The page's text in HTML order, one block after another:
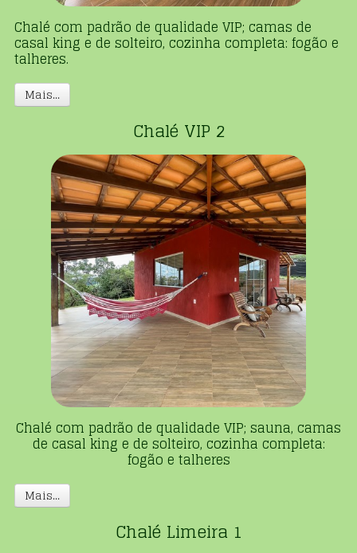
Chalé com padrão de qualidade VIP; camas de
casal king e de solteiro, cozinha completa: fogão e
talheres.
Mais...
Chalé VIP 2
Chalé com padrão de qualidade VIP; sauna, camas
de casal king e de solteiro, cozinha completa:
fogão e talheres
Mais...
Chalé Limeira 1